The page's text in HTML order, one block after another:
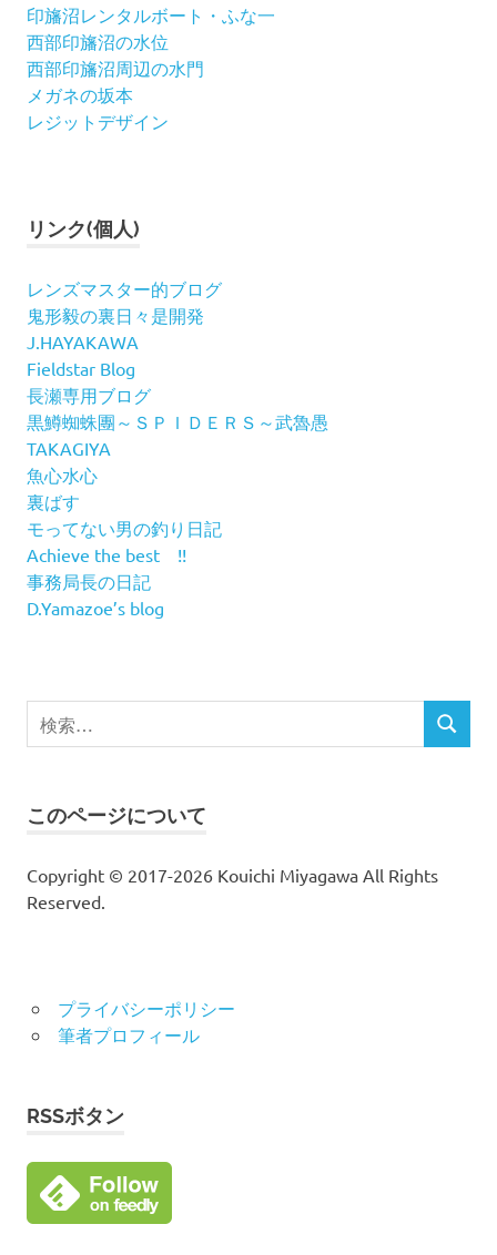
印旛沼レンタルボート・ふな一
西部印旛沼の水位
西部印旛沼周辺の水門
メガネの坂本
レジットデザイン
リンク(個人)
レンズマスター的ブログ
鬼形毅の裏日々是開発
J.HAYAKAWA
Fieldstar Blog
長瀬専用ブログ
黒鱒蜘蛛團～ＳＰＩＤＥＲＳ～武魯愚
TAKAGIYA
魚心水心
裏ばす
モってない男の釣り日記
Achieve the best !!
事務局長の日記
D.Yamazoe’s blog
検
索
検
このページについて
Copyright © 2017-2026 Kouichi Miyagawa All Rights
Reserved.
プライバシーポリシー
筆者プロフィール
RSSボタン